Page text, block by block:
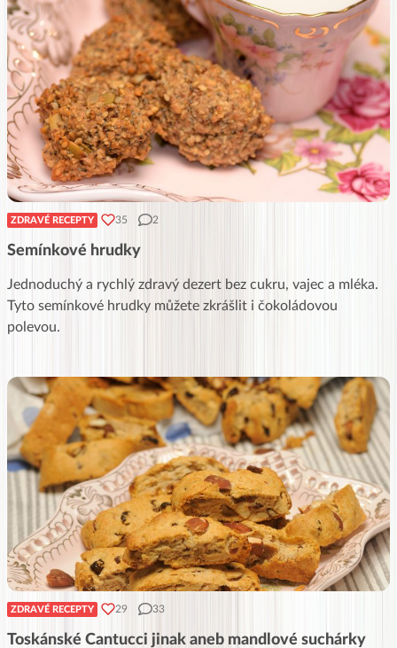
ZDRAVÉ RECEPTY 35 2
Semínkové hrudky
Jednoduchý a rychlý zdravý dezert bez cukru, vajec a mléka.
Tyto semínkové hrudky můžete zkrášlit i čokoládovou
polevou.
ZDRAVÉ RECEPTY 29 33
Toskánské Cantucci jinak aneb mandlové suchárky